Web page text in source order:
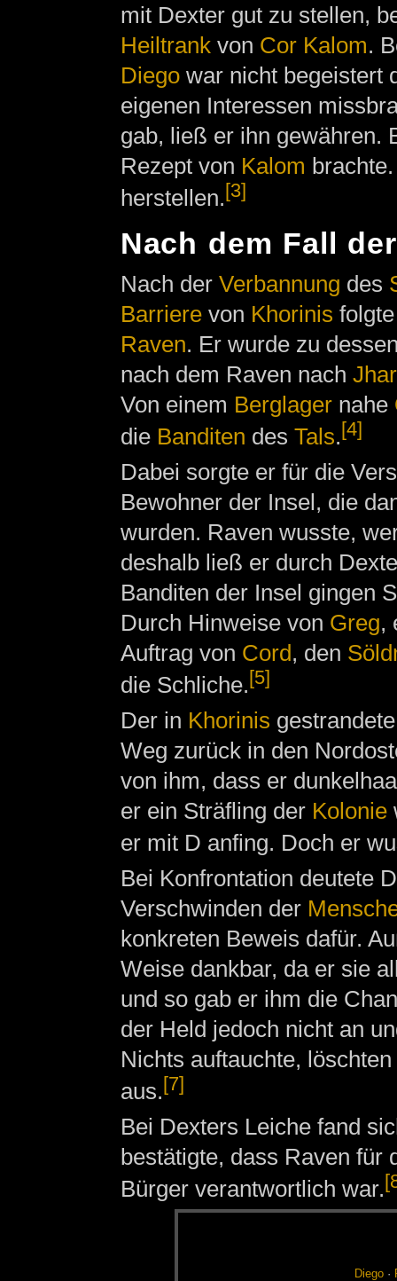
mit Dexter gut zu stellen,
Heiltrankvon Cor Kalom.
Diegowar nicht begeistert
eigenen Interessen
gab, ließ er ihn gewähren.
Rezept von Kalom
herstellen.[3]
Nach dem Fall
Nach der Verbannung des
Barrierevon Khorinis
Raven. Er wurde zu
nach dem Raven nach
Von einem Berglagernahe
die Banditen des Tals.[4]
Dabei sorgte er für die
Bewohner der Insel, die
wurden. Raven wusste,
deshalb ließ er durch
Banditen der Insel gingen
Durch Hinweise von Greg,
Auftrag von Cord, den
die Schliche.[5]
Der in Khorinis
Weg zurück in den
von ihm, dass er
er ein Sträfling der Kolonie
er mit D anfing. Doch er
Bei Konfrontation deutete
Verschwinden der
konkreten Beweis dafür.
Weise dankbar, da er sie
und so gab er ihm die
der Held jedoch nicht an
Nichts auftauchte,
aus.[7]
Bei Dexters Leiche fand
bestätigte, dass Raven für
Bürger verantwortlich war.
Die­go·